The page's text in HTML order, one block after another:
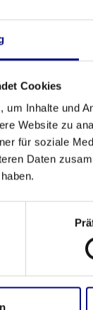
Cookies
um Inhalte und
Website zu
für soziale
Daten
Next